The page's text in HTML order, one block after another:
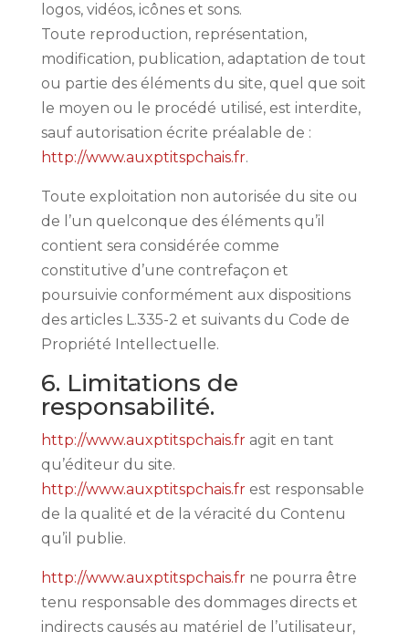
logos, vidéos, icônes et sons.
Toute reproduction, représentation,
modification, publication, adaptation de tout
ou partie des éléments du site, quel que soit
le moyen ou le procédé utilisé, est interdite,
sauf autorisation écrite préalable de :
http://www.auxptitspchais.fr.
Toute exploitation non autorisée du site ou
de l’un quelconque des éléments qu’il
contient sera considérée comme
constitutive d’une contrefaçon et
poursuivie conformément aux dispositions
des articles L.335-2 et suivants du Code de
Propriété Intellectuelle.
6. Limitations de
responsabilité.
http://www.auxptitspchais.fragit en tant
qu’éditeur du site.
http://www.auxptitspchais.frest responsable
de la qualité et de la véracité du Contenu
qu’il publie.
http://www.auxptitspchais.frne pourra être
tenu responsable des dommages directs et
indirects causés au matériel de l’utilisateur,